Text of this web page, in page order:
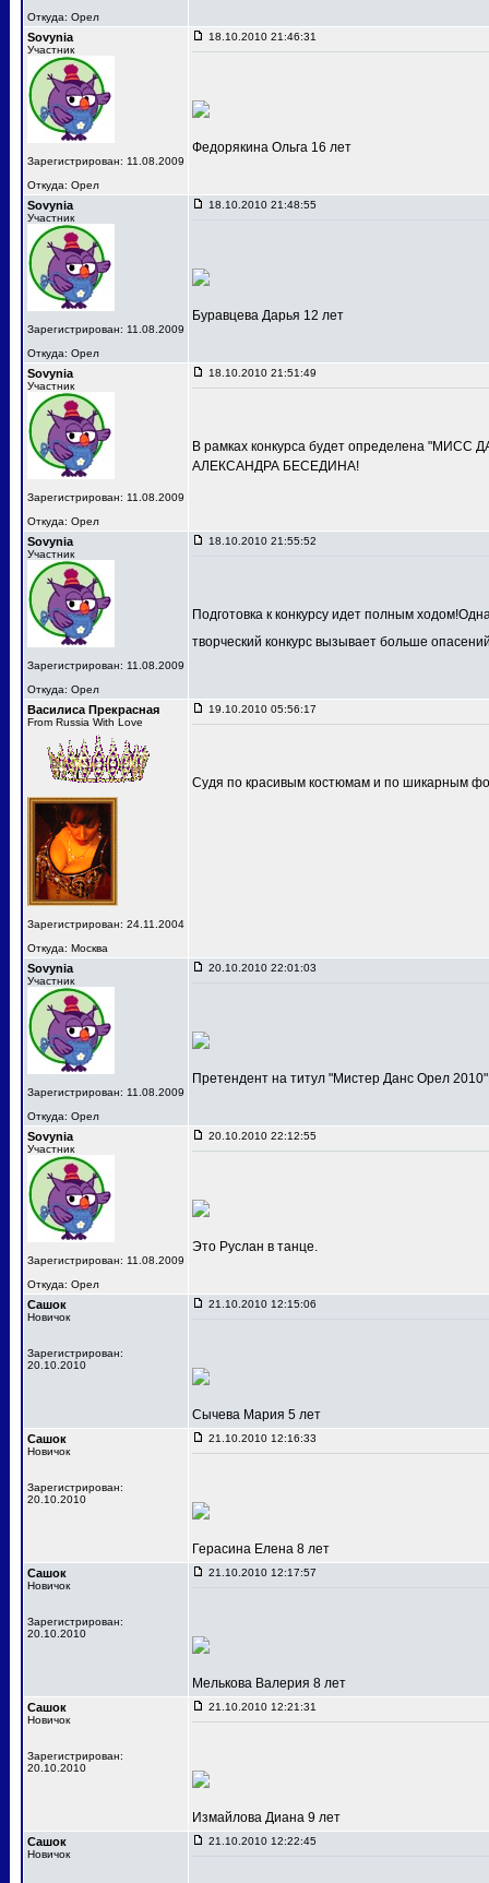
Откуда: Орел
Sovynia
Участник
Зарегистрирован: 11.08.2009
Откуда: Орел
18.10.2010 21:46:31
Федорякина Ольга 16 лет
Sovynia
Участник
Зарегистрирован: 11.08.2009
Откуда: Орел
18.10.2010 21:48:55
Буравцева Дарья 12 лет
Sovynia
Участник
Зарегистрирован: 11.08.2009
Откуда: Орел
18.10.2010 21:51:49
В рамках конкурса будет определена "МИСС
АЛЕКСАНДРА БЕСЕДИНА!
Sovynia
Участник
Зарегистрирован: 11.08.2009
Откуда: Орел
18.10.2010 21:55:52
Подготовка к конкурсу идет полным
творческий конкурс вызывает больше
Василиса Прекрасная
From Russia With Love
Зарегистрирован: 24.11.2004
Откуда: Москва
19.10.2010 05:56:17
Судя по красивым костюмам и по шикарным
Sovynia
Участник
Зарегистрирован: 11.08.2009
Откуда: Орел
20.10.2010 22:01:03
Претендент на титул "Мистер Данс Орел
Sovynia
Участник
Зарегистрирован: 11.08.2009
Откуда: Орел
20.10.2010 22:12:55
Это Руслан в танце.
Сашок
Новичок
Зарегистрирован:
20.10.2010
21.10.2010 12:15:06
Сычева Мария 5 лет
Сашок
Новичок
Зарегистрирован:
20.10.2010
21.10.2010 12:16:33
Герасина Елена 8 лет
Сашок
Новичок
Зарегистрирован:
20.10.2010
21.10.2010 12:17:57
Мелькова Валерия 8 лет
Сашок
Новичок
Зарегистрирован:
20.10.2010
21.10.2010 12:21:31
Измайлова Диана 9 лет
Сашок
Новичок
21.10.2010 12:22:45